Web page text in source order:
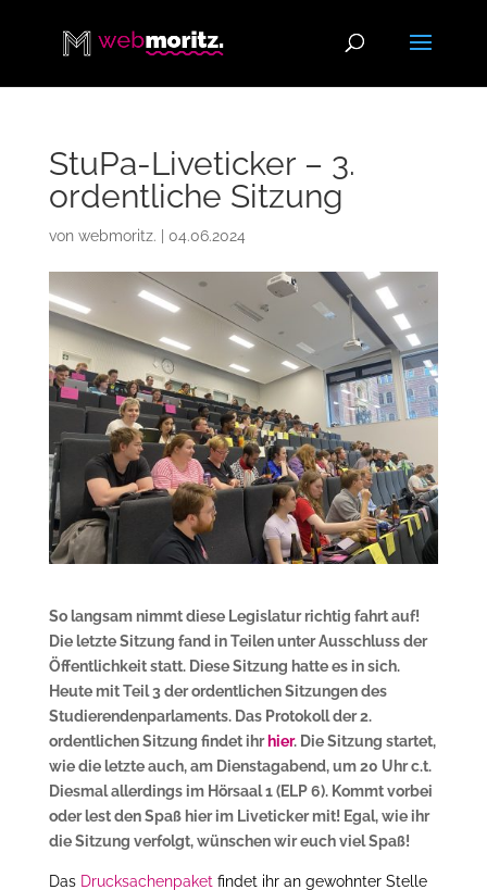
StuPa-Liveticker – 3.
ordentliche Sitzung
von webmoritz. 04.06.2024
So langsam nimmt diese Legislatur richtig fahrt auf!
Die letzte Sitzung fand in Teilen unter Ausschluss der
Öffentlichkeit statt. Diese Sitzung hatte es in sich.
Heute mit Teil 3 der ordentlichen Sitzungen des
Studierendenparlaments. Das Protokoll der 2.
ordentlichen Sitzung findet ihr hier. Die Sitzung startet,
wie die letzte auch, am Dienstagabend, um 20 Uhr c.t.
Diesmal allerdings im Hörsaal 1 (ELP 6). Kommt vorbei
oder lest den Spaß hier im Liveticker mit! Egal, wie ihr
die Sitzung verfolgt, wünschen wir euch viel Spaß!
Das Drucksachenpaket findet ihr an gewohnter Stelle